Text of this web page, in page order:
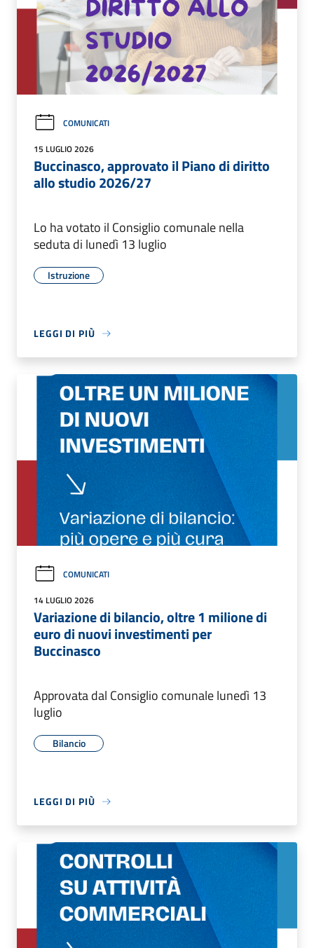
COMUNICATI
15 LUGLIO 2026
Buccinasco, approvato il Piano di diritto
allo studio 2026/27
Lo ha votato il Consiglio comunale nella
seduta di lunedì 13 luglio
Istruzione
LEGGI DI PIÙ
COMUNICATI
14 LUGLIO 2026
Variazione di bilancio, oltre 1 milione di
euro di nuovi investimenti per
Buccinasco
Approvata dal Consiglio comunale lunedì 13
luglio
Bilancio
LEGGI DI PIÙ